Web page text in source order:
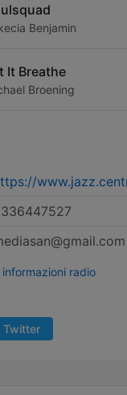
Benjamin
It Breathe
Broening
radio
Twitter